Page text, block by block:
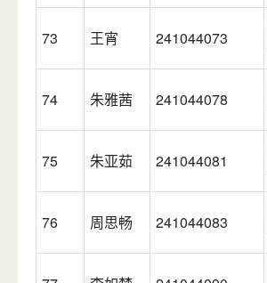
73 王宵 241044073
74 朱雅茜 241044078
75 朱亚茹 241044081
76 周思畅 241044083